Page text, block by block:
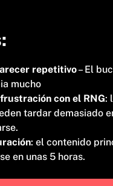
repetitivo– El
mucho
con el RNG:
tardar demasiado
: el contenido
en unas 5 horas.